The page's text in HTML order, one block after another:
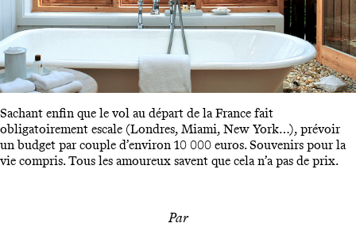
Sachant enfin que le vol au départ de la France fait
obligatoirement escale (Londres, Miami, New York…), prévoir
un budget par couple d’environ 10 000 euros. Souvenirs pour la
vie compris. Tous les amoureux savent que cela n’a pas de prix.
Par